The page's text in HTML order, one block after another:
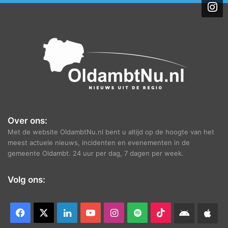
Over ons:
Met de website OldambtNu.nl bent u altijd op de hoogte van het
meest actuele nieuws, incidenten en evenementen in de
gemeente Oldambt. 24 uur per dag, 7 dagen per week.
Volg ons:
Facebook LinkedInYouTubeInstagram
Spotify TikTokAndroid